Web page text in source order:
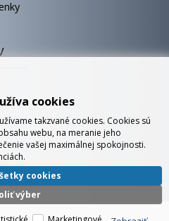
cookies
takzvané cookies. Cookies sú
webu, na meranie jeho
vašej maximálnej spokojnosti.
výber
cookies